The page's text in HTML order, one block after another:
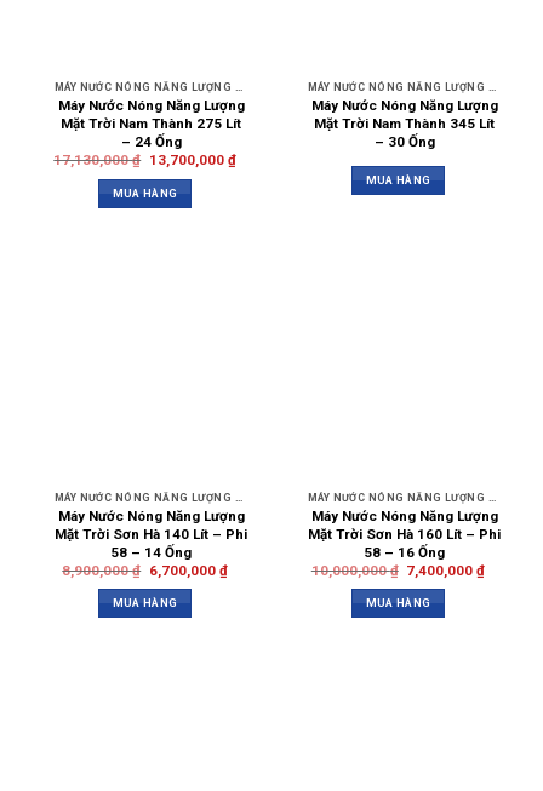
Máy Nước Nóng Năng Lượng
Mặt Trời Nam Thành 275 Lít
– 24 Ống
17,130,000₫ 13,700,000 ₫
MUA HÀNG
Máy Nước Nóng Năng Lượng
Mặt Trời Nam Thành 345 Lít
– 30 Ống
MUA HÀNG
Máy Nước Nóng Năng Lượng
Mặt Trời Sơn Hà 140 Lít – Phi
58 – 14 Ống
8,900,000₫ 6,700,000 ₫
MUA HÀNG
Máy Nước Nóng Năng Lượng
Mặt Trời Sơn Hà 160 Lít – Phi
58 – 16 Ống
10,000,000₫ 7,400,000₫
MUA HÀNG